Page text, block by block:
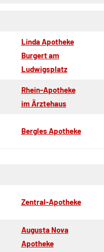
Linda Apotheke
Burgert am
Ludwigsplatz
Rhein-Apotheke
im Ärztehaus
Bergles Apotheke
Zentral-Apotheke
Augusta Nova
Apotheke